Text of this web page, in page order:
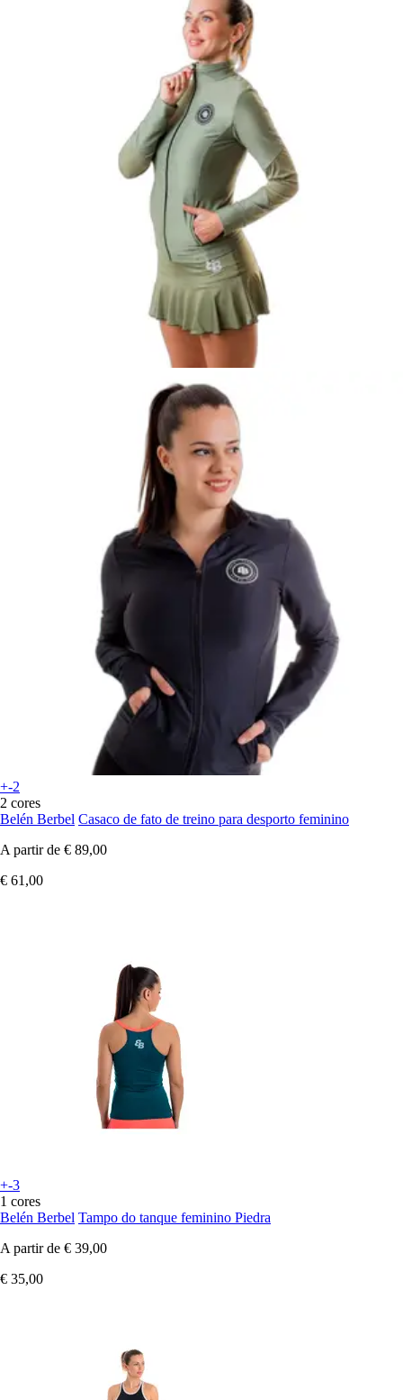
+-2
2 cores
Belén Berbel Casaco de fato de treino para desporto feminino
A partir de € 89,00
€ 61,00
+-3
1 cores
Belén Berbel Tampo do tanque feminino Piedra
A partir de € 39,00
€ 35,00